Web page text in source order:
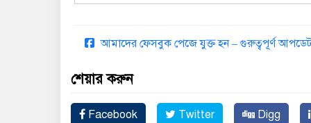
আমাদের ফেসবুক পেজে যুক্ত হন – গুরুত্বপূর্ণ
শেয়ার করুন
Facebook Twitter Digg